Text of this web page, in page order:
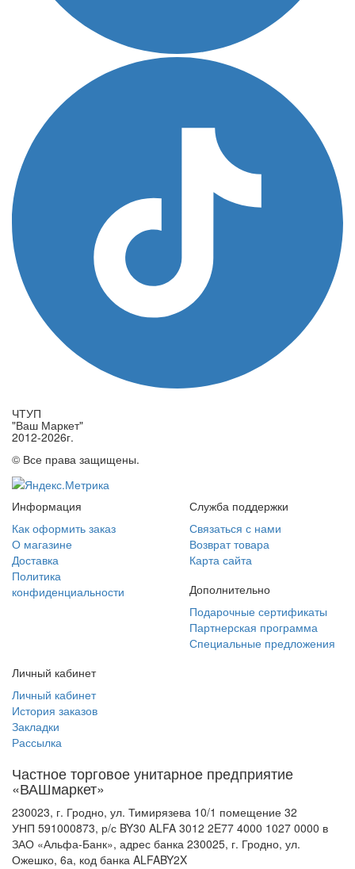
ЧТУП
"Ваш Маркет"
2012-2026г.
© Все права защищены.
Информация
Как оформить заказ
О магазине
Доставка
Политика
конфиденциальности
Служба поддержки
Связаться с нами
Возврат товара
Карта сайта
Дополнительно
Подарочные сертификаты
Партнерская программа
Специальные предложения
Личный кабинет
Личный кабинет
История заказов
Закладки
Рассылка
Частное торговое унитарное предприятие
«ВАШмаркет»
230023, г. Гродно, ул. Тимирязева 10/1 помещение 32
УНП 591000873, р/с BY30 ALFA 3012 2E77 4000 1027 0000 в
ЗАО «Альфа-Банк», адрес банка 230025, г. Гродно, ул.
Ожешко, 6а, код банка ALFABY2X